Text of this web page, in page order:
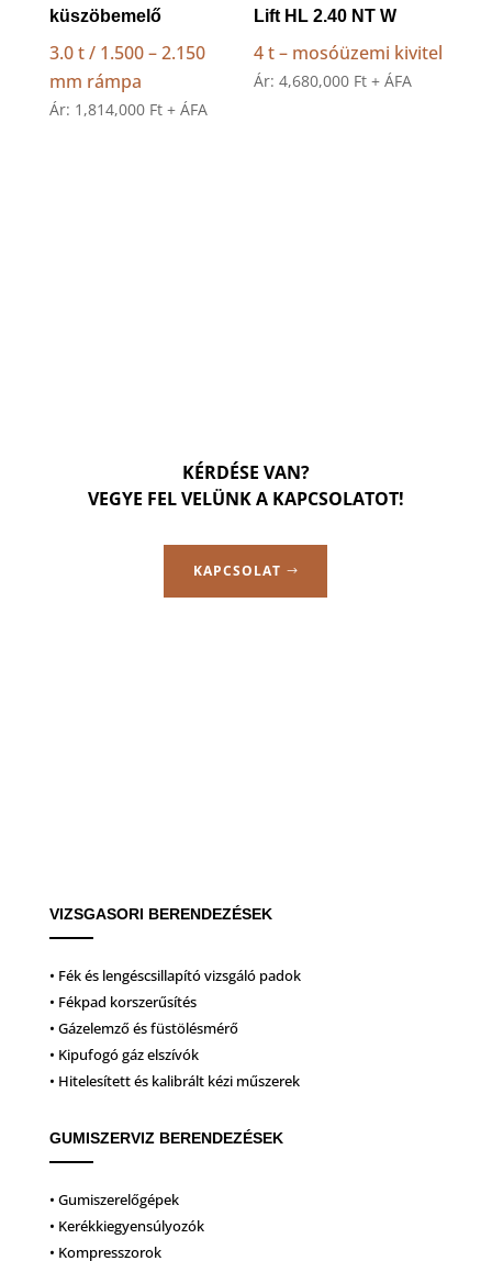
küszöbemelő
3.0 t / 1.500 – 2.150
mm rámpa
Ár: 1,814,000 Ft + ÁFA
Lift HL 2.40 NT W
4 t – mosóüzemi kivitel
Ár:4,680,000 Ft + ÁFA
KÉRDÉSE VAN?
VEGYE FEL VELÜNK A KAPCSOLATOT!
KAPCSOLAT
VIZSGASORI BERENDEZÉSEK
• Fék és lengéscsillapító vizsgáló padok
• Fékpad korszerűsítés
• Gázelemző és füstölésmérő
• Kipufogó gáz elszívók
• Hitelesített és kalibrált kézi műszerek
GUMISZERVIZ BERENDEZÉSEK
• Gumiszerelőgépek
• Kerékkiegyensúlyozók
• Kompresszorok